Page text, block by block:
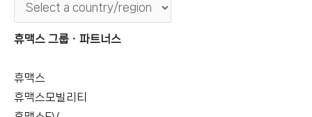
휴맥스 그룹ㆍ파트너스
휴맥스
휴맥스모빌리티